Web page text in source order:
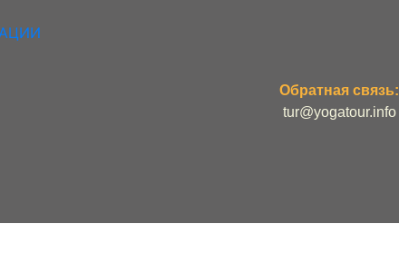
Обратная связь:
tur@yogatour.info